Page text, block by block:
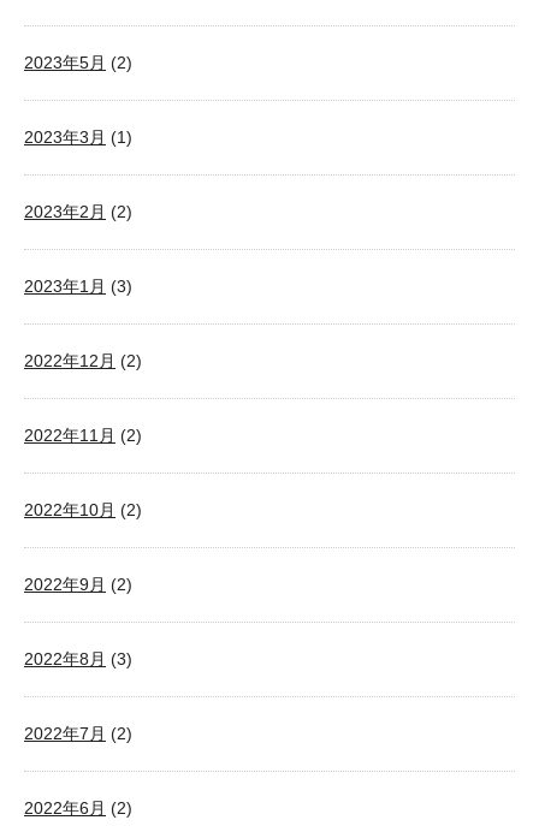
2023年5月 (2)
2023年3月 (1)
2023年2月 (2)
2023年1月 (3)
2022年12月 (2)
2022年11月 (2)
2022年10月 (2)
2022年9月 (2)
2022年8月 (3)
2022年7月 (2)
2022年6月 (2)